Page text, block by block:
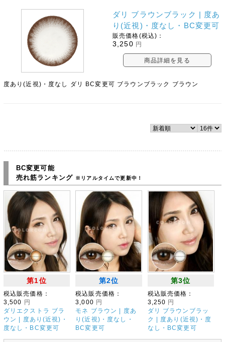
ダリ ブラウンブラック | 度あ
り(近視)・度なし・BC変更可
販売価格(税込)：
3,250 円
商品詳細を見る
度あり(近視)・度なし ダリ BC変更可 ブラウンブラック ブラウン
BC変更可能
売れ筋ランキング ※リアルタイムで更新中！
第1位
税込販売価格：
3,500
円
ダリエクストラ ブラ
ウン | 度あり(近視)・
度なし・BC変更可
第2位
税込販売価格：
3,000 円
モネ ブラウン | 度あ
り(近視)・度なし・
BC変更可
第3位
税込販売価格：
3,250 円
ダリ ブラウンブラッ
ク | 度あり(近視)・度
なし・BC変更可